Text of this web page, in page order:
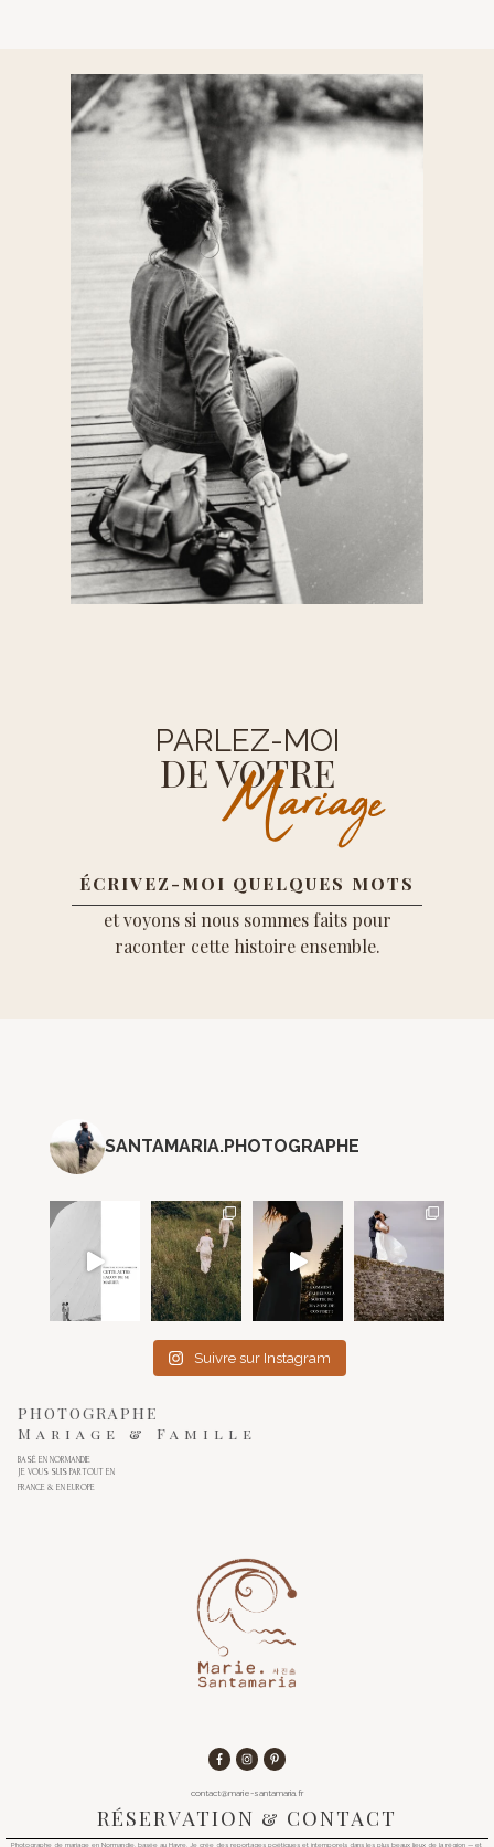
PARLEZ-MOI
DE VOTRE
Mariage
ÉCRIVEZ-MOI QUELQUES MOTS
et voyons si nous sommes faits pour
raconter cette histoire ensemble.
SANTAMARIA.PHOTOGRAPHE
Suivre sur Instagram
PHOTOGRAPHE
Mariage & Famille
BASÉ EN NORMANDIE
JE VOUS SUIS PARTOUT EN
FRANCE & EN EUROPE
contact@marie-santamaria.fr
RÉSERVATION & CONTACT
Photographe de mariage en Normandie, basée au Havre. Je crée des reportages poétiques et intemporels dans les plus beaux lieux de la région — et